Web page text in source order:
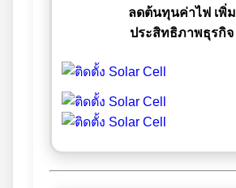
ลดต้นทุนค่าไฟ เพิ่ม
ประสิทธิภาพธุรกิจ